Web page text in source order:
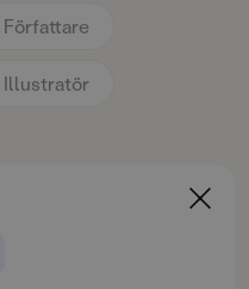
Författare
Illustratör